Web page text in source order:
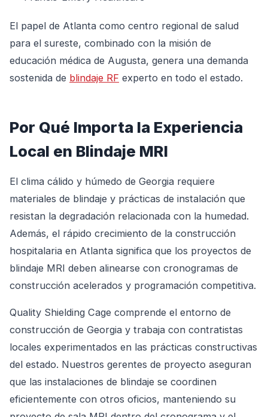
El papel de Atlanta como centro regional de salud
para el sureste, combinado con la misión de
educación médica de Augusta, genera una demanda
sostenida de blindaje RF experto en todo el estado.
Por Qué Importa la Experiencia
Local en Blindaje MRI
El clima cálido y húmedo de Georgia requiere
materiales de blindaje y prácticas de instalación que
resistan la degradación relacionada con la humedad.
Además, el rápido crecimiento de la construcción
hospitalaria en Atlanta significa que los proyectos de
blindaje MRI deben alinearse con cronogramas de
construcción acelerados y programación competitiva.
Quality Shielding Cage comprende el entorno de
construcción de Georgia y trabaja con contratistas
locales experimentados en las prácticas constructivas
del estado. Nuestros gerentes de proyecto aseguran
que las instalaciones de blindaje se coordinen
eficientemente con otros oficios, manteniendo su